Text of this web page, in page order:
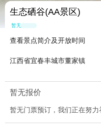
生态硒谷(AA景区)
暂无点评
查看景点简介及开放时间
江西省宜春丰城市董家镇
暂无报价
暂无门票预订，我们正在努力